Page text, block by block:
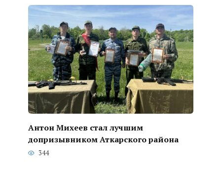
Антон Михеев стал лучшим
допризывником Аткарского района
344